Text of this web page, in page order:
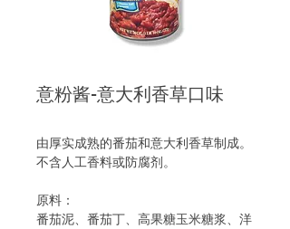
意粉酱-意大利香草口味
由厚实成熟的番茄和意大利香草制成。
不含人工香料或防腐剂。
原料：
番茄泥、番茄丁、高果糖玉米糖浆、洋